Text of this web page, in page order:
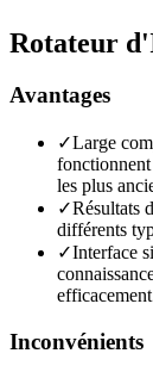
Rotateur
Avantages
✓Large
les plus
✓Résultats
différents
✓Interface
Inconvénients